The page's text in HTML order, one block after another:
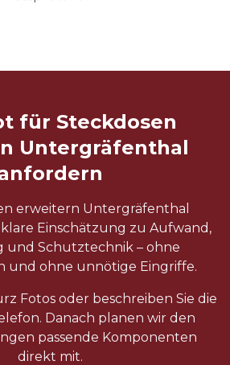
für Steckdosen
Untergräfenthal
erweitern Untergräfenthal
Einschätzung zu Aufwand,
und Schutztechnik – ohne
und ohne unnötige Eingriffe.
Fotos oder beschreiben Sie die
Danach planen wir den
passende Komponenten
direkt mit.